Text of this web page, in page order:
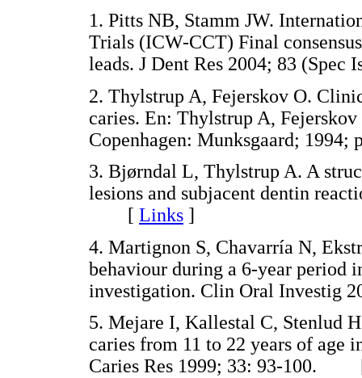
1. Pitts NB, Stamm JW.
Trials (ICW-CCT) Final
leads. J Dent Res 2004; 83
2. Thylstrup A, Fejerskov O.
caries. En: Thylstrup A,
Copenhagen: Munksgaard;
3. Bjørndal L, Thylstrup A. A
lesions and subjacent dentin
[ Links ]
4. Martignon S, Chavarría N,
behaviour during a 6-year period
investigation. Clin Oral
5. Mejare I, Kallestal C, Stenlud
caries from 11 to 22 years of age
Caries Res 1999; 33: 93-